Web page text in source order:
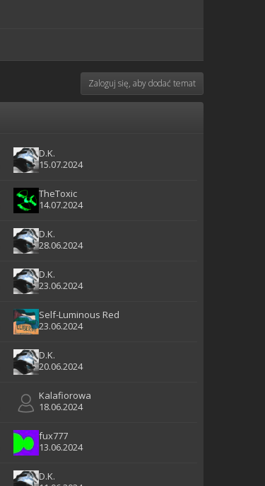
Zaloguj się, aby dodać temat
D.K.
15.07.2024
TheToxic
14.07.2024
D.K.
28.06.2024
D.K.
23.06.2024
Self-Luminous Red
23.06.2024
D.K.
20.06.2024
Kalafiorowa
18.06.2024
fux777
13.06.2024
D.K.